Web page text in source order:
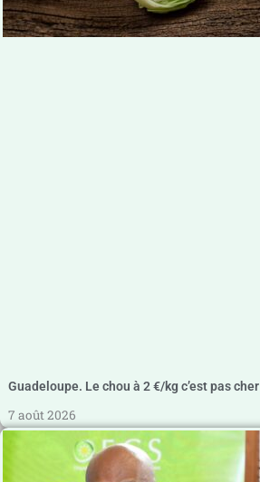
Guadeloupe. Le chou à 2 €/kg c’est pas cher
7 août 2026